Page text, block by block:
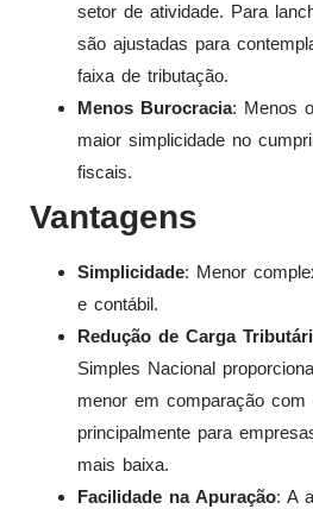
setor de atividade. Para
são ajustadas para
faixa de tributação.
Menos Burocracia: Menos
maior simplicidade no
fiscais.
Vantagens
Simplicidade: Menor
e contábil.
Redução de Carga
Simples Nacional
menor em comparação com
principalmente para
mais baixa.
Facilidade na Apuração: A